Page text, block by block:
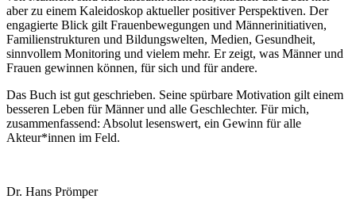
aber zu einem Kaleidoskop aktueller positiver Perspektiven. Der
engagierte Blick gilt Frauenbewegungen und Männerinitiativen,
Familienstrukturen und Bildungswelten, Medien, Gesundheit,
sinnvollem Monitoring und vielem mehr. Er zeigt, was Männer und
Frauen gewinnen können, für sich und für andere.
Das Buch ist gut geschrieben. Seine spürbare Motivation gilt einem
besseren Leben für Männer und alle Geschlechter. Für mich,
zusammenfassend: Absolut lesenswert, ein Gewinn für alle
Akteur*innen im Feld.
Dr. Hans Prömper